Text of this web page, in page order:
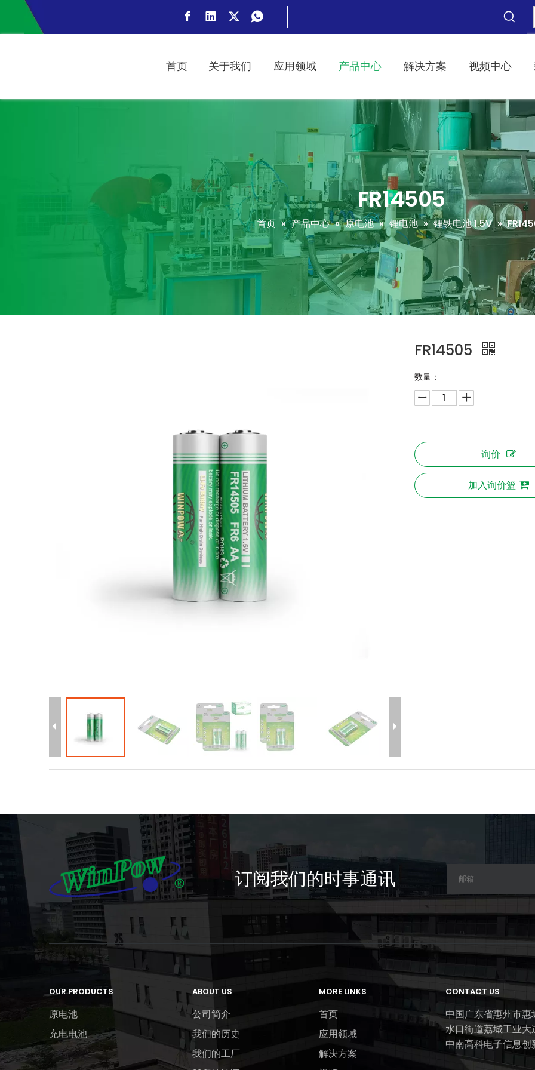
首页 关于我们 应用领域 产品中心 解决方案 视频中心
FR14505
首页 » 产品中心 » 原电池 » 锂电池 » 锂铁电池 1.5V »
FR14505
数量：
询价
加入询价篮
订阅我们的时事通讯
OUR PRODUCTS
原电池
充电电池
ABOUT US
公司简介
我们的历史
我们的工厂
MORE LINKS
首页
应用领域
解决方案
CONTACT US
中国广东省惠州市惠
水口街道荔城工业
中南高科电子信息